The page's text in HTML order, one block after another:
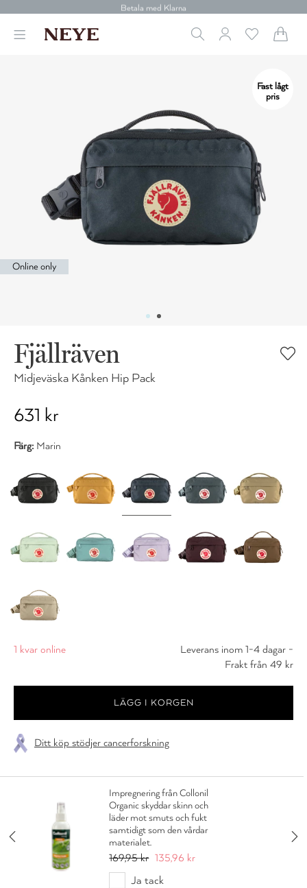
30 dagars retur
Leverans 1-4 arbetsdagar
Fast lågt
pris
Online only
Fjällräven
Midjeväska Kånken Hip Pack
631 kr
Färg: Marin
1 kvar online
Leverans inom 1-4 dagar -
Frakt från 49 kr
Ditt köp stödjer cancerforskning
Impregnering från Collonil
Organic skyddar skinn och
läder mot smuts och fukt
samtidigt som den vårdar
materialet.
169,95 kr 135,96 kr
Ja tack